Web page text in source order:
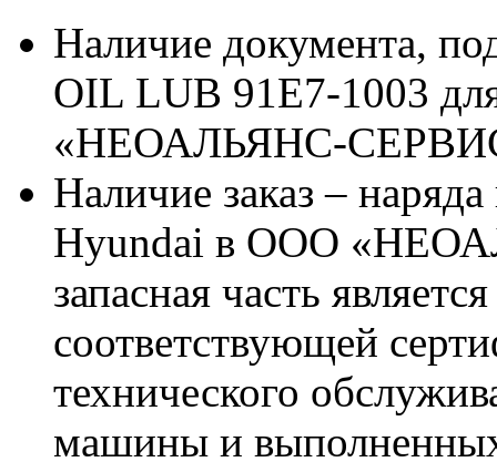
Наличие документа,
OIL LUB 91E7-1003
«НЕОАЛЬЯНС-
Наличие заказ –
Hyundai в ООО
запасная часть
соответствующей
технического
машины и